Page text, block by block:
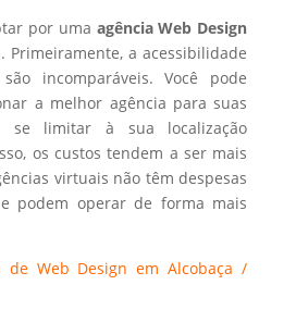
por uma agência Web Design
Primeiramente, a acessibilidade
incomparáveis. Você pode
a melhor agência para suas
se limitar à sua localização
os custos tendem a ser mais
virtuais não têm despesas
podem operar de forma mais
de Web Design em Alcobaça /